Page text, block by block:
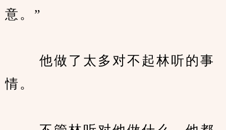
意。”
他做了太多对不起林听的事
情。